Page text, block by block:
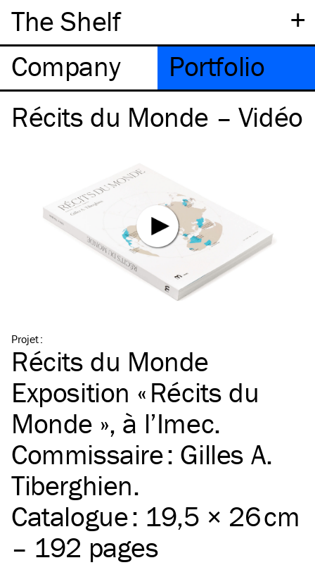
+
The Shelf
Company
Portfolio
Récits du Monde – Vidéo
Projet:
Récits du Monde
Exposition « Récits du
Monde », à l’Imec.
Commissaire : Gilles A.
Tiberghien.
Catalogue : 19,5 × 26 cm
– 192 pages